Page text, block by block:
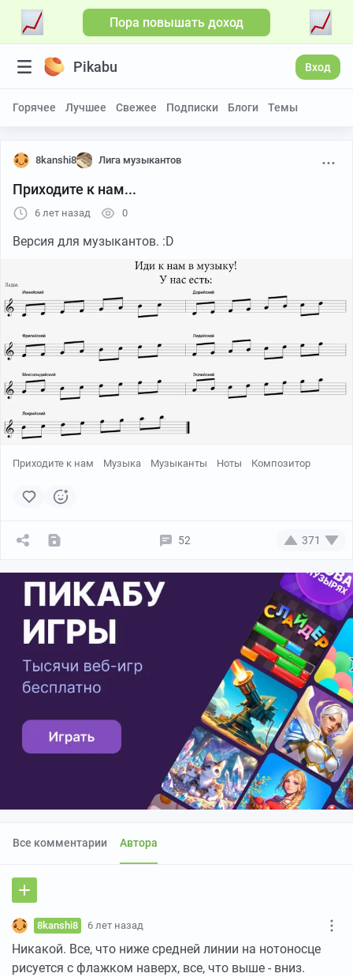
Пора повышать доход
Pikabu Вход
Горячее Лучшее Свежее Подписки Блоги Темы
8kanshi8 Лига музыкантов
Приходите к нам...
6 лет назад 0
Версия для музыкантов. :D
Приходите к нам Музыка Музыканты Ноты Композитор
52 371
Все комментарии Автора
8kanshi8 6 лет назад
Никакой. Все, что ниже средней линии на нотоносце
рисуется с флажком наверх, все, что выше - вниз.